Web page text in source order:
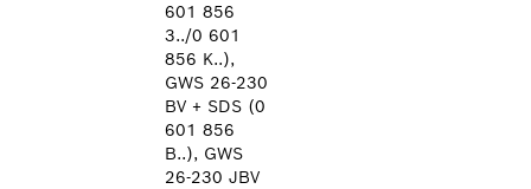
601 856
3../0 601
856 K..),
GWS 26-230
BV + SDS (0
601 856
B..), GWS
26-230 JBV